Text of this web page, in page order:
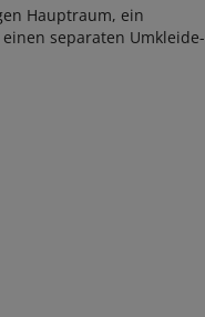
Hauptraum, ein
separaten Umkleide-